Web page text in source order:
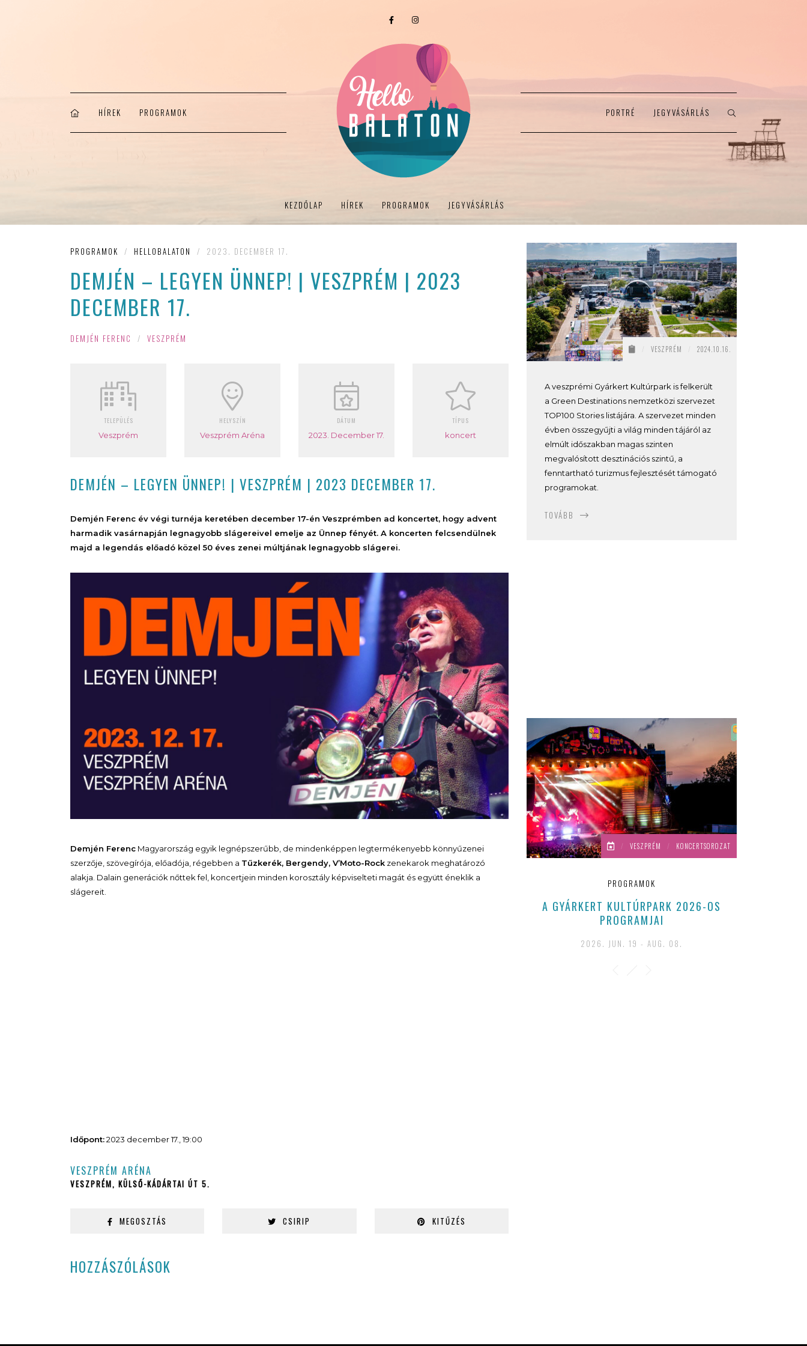
HÍREK PROGRAMOK PORTRÉ JEGYVÁSÁRLÁS
KEZDŐLAP HÍREK PROGRAMOK JEGYVÁSÁRLÁS
PROGRAMOK / HELLOBALATON / 2023. DECEMBER 17.
DEMJÉN – LEGYEN ÜNNEP! | VESZPRÉM | 2023
DECEMBER 17.
DEMJÉN FERENC / VESZPRÉM
TELEPÜLÉS
Veszprém
HELYSZÍN
Veszprém Aréna
DÁTUM
2023. December 17.
TÍPUS
koncert
DEMJÉN – LEGYEN ÜNNEP! | VESZPRÉM | 2023 DECEMBER 17.
Demjén Ferenc év végi turnéja keretében december 17-én Veszprémben ad koncertet, hogy advent
harmadik vasárnapján legnagyobb slágereivel emelje az Ünnep fényét. A koncerten felcsendülnek
majd a legendás előadó közel 50 éves zenei múltjának legnagyobb slágerei.
Demjén Ferenc Magyarország egyik legnépszerűbb, de mindenképpen legtermékenyebb könnyűzenei
szerzője, szövegírója, előadója, régebben a Tűzkerék, Bergendy, V’Moto-Rock zenekarok meghatározó
alakja. Dalain generációk nőttek fel, koncertjein minden korosztály képviselteti magát és együtt éneklik a
slágereit.
Időpont:2023 december 17., 19:00
VESZPRÉM ARÉNA
VESZPRÉM, KÜLSŐ-KÁDÁRTAI ÚT 5.
MEGOSZTÁS CSIRIP KITŰZÉS
HOZZÁSZÓLÁSOK
VESZPRÉM 2024.10.16.
A veszprémi Gyárkert Kultúrpark is felkerült
a Green Destinations nemzetközi szervezet
TOP100 Stories listájára. A szervezet minden
évben összegyűjti a világ minden tájáról az
elmúlt időszakban magas szinten
megvalósított desztinációs szintű, a
fenntartható turizmus fejlesztését támogató
programokat.
TOVÁBB
/ VESZPRÉM / KONCERTSOROZAT
PROGRAMOK
A GYÁRKERT KULTÚRPARK 2026-OS
PROGRAMJAI
2026. JUN. 19 - AUG. 08.